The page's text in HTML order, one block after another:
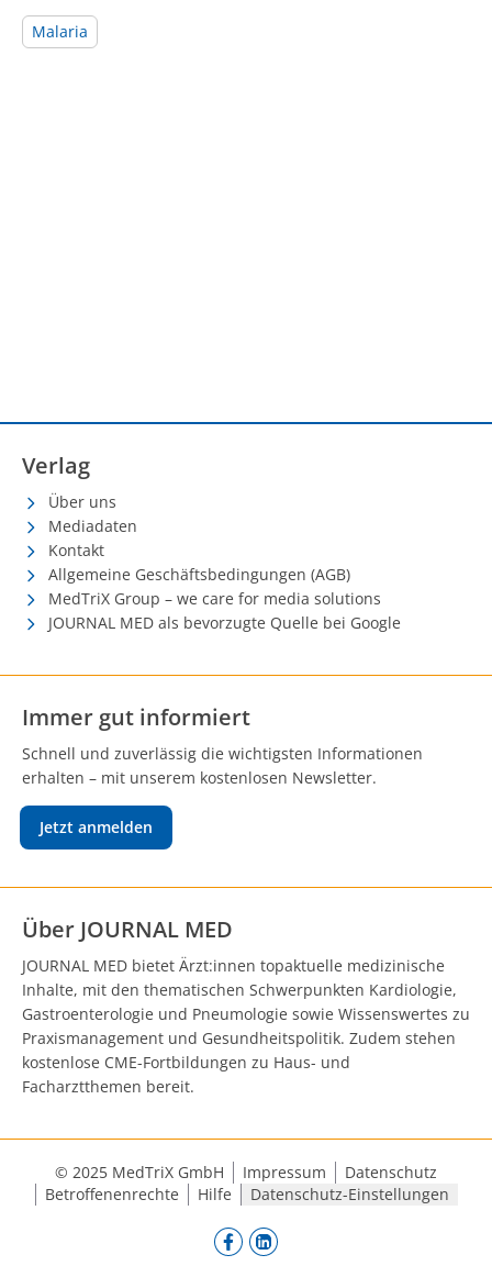
Malaria
Verlag
Über uns
Mediadaten
Kontakt
Allgemeine Geschäftsbedingungen (AGB)
MedTriX Group – we care for media solutions
JOURNAL MED als bevorzugte Quelle bei Google
Immer gut informiert
Schnell und zuverlässig die wichtigsten Informationen
erhalten – mit unserem kostenlosen Newsletter.
Jetzt anmelden
Über JOURNAL MED
JOURNAL MED bietet Ärzt:innen topaktuelle medizinische
Inhalte, mit den thematischen Schwerpunkten Kardiologie,
Gastroenterologie und Pneumologie sowie Wissenswertes zu
Praxismanagement und Gesundheitspolitik. Zudem stehen
kostenlose CME-Fortbildungen zu Haus- und
Facharztthemen bereit.
© 2025 MedTriX GmbH Impressum
Datenschutz
Betroffenenrechte
Hilfe Datenschutz-Einstellungen